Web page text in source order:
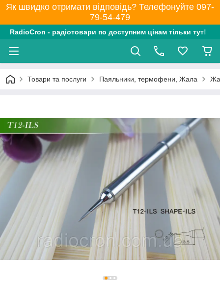
Як швидко отримати відповідь? Телефонуйте 097-
79-54-479
RadioCron - радіотовари по доступним цінам тільки тут!
Товари та послуги Паяльники, термофени, Жала